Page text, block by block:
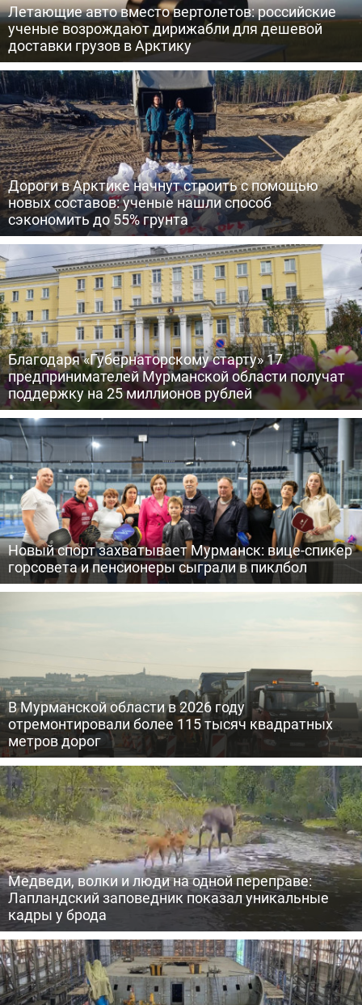
Летающие авто вместо вертолетов: российские
ученые возрождают дирижабли для дешевой
доставки грузов в Арктику
Дороги в Арктике начнут строить с помощью
новых составов: ученые нашли способ
сэкономить до 55% грунта
Благодаря «Губернаторскому старту» 17
предпринимателей Мурманской области получат
поддержку на 25 миллионов рублей
Новый спорт захватывает Мурманск: вице-спикер
горсовета и пенсионеры сыграли в пиклбол
В Мурманской области в 2026 году
отремонтировали более 115 тысяч квадратных
метров дорог
Медведи, волки и люди на одной переправе:
Лапландский заповедник показал уникальные
кадры у брода